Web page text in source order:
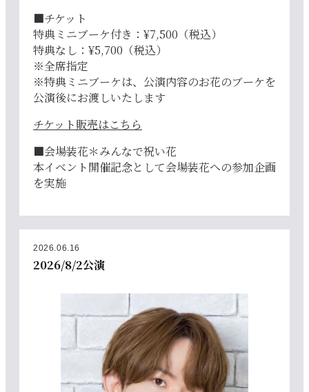
■チケット
特典ミニブーケ付き：¥7,500（税込）
特典なし：¥5,700（税込）
※全席指定
※特典ミニブーケは、公演内容のお花のブーケを
公演後にお渡しいたします
チケット販売はこちら
■会場装花＊みんなで祝い花
本イベント開催記念として会場装花への参加企画
を実施
2026.06.16
2026/8/2公演